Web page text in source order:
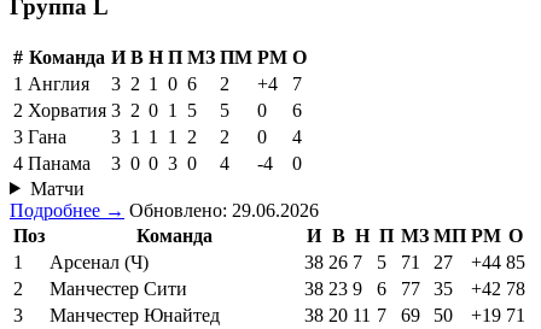
Группа L
# Команда И В Н П МЗ ПМ РМ О
1 Англия 3 2 1 0 6 2 +4
7
2 Хорватия 3 2 0 1 5 5 0
6
3 Гана 3 1 1 1 2 2 0
4
4 Панама 3 0 0 3 0 4 -4
0
Матчи
Подробнее → Обновлено: 29.06.2026
Поз
Команда И В Н П МЗ МП РМ О
1
Арсенал (Ч) 38 26 7 5 71 27 +44 85
2
Манчестер Сити 38 23 9 6 77 35 +42 78
3
Манчестер Юнайтед 38 20 11 7 69 50 +19 71